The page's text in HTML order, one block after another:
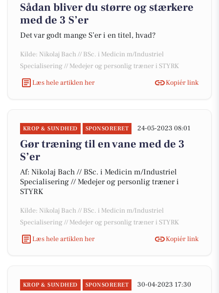
Sådan bliver du større og stærkere
med de 3 S’er
Det var godt mange S’er i en titel, hvad?
Kilde: Nikolaj Bach // BSc. i Medicin m/Industriel
Specialisering // Medejer og personlig træner i STYRK
Læs hele artiklen her
Kopiér link
KROP & SUNDHED SPONSORERET 24-05-2023 08:01
Gør træning til en vane med de 3
S’er
Af: Nikolaj Bach // BSc. i Medicin m/Industriel
Specialisering // Medejer og personlig træner i
STYRK
Kilde: Nikolaj Bach // BSc. i Medicin m/Industriel
Specialisering // Medejer og personlig træner i STYRK
Læs hele artiklen her
Kopiér link
KROP & SUNDHED SPONSORERET 30-04-2023 17:30